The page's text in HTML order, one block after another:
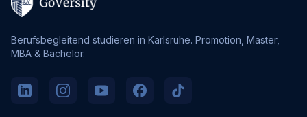
Berufsbegleitend studieren in Karlsruhe. Promotion, Master,
MBA & Bachelor.